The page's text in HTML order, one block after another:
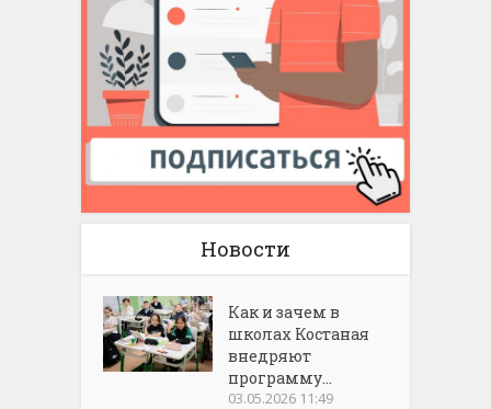
Новости
Как и зачем в
школах Костаная
внедряют
программу...
03.05.2026 11:49